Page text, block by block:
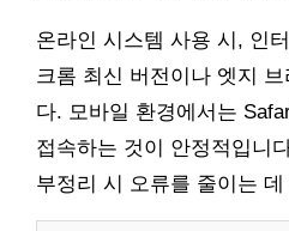
온라인 시스템 사용 시, 인
크롬 최신 버전이나 엣지
다. 모바일 환경에서는
접속하는 것이 안정적입니
부정리 시 오류를 줄이는